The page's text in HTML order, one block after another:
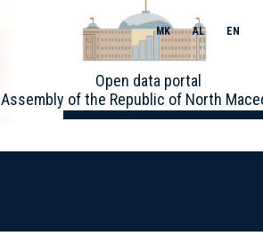
Open data portal
Assembly of the Republic of North
MK AL EN